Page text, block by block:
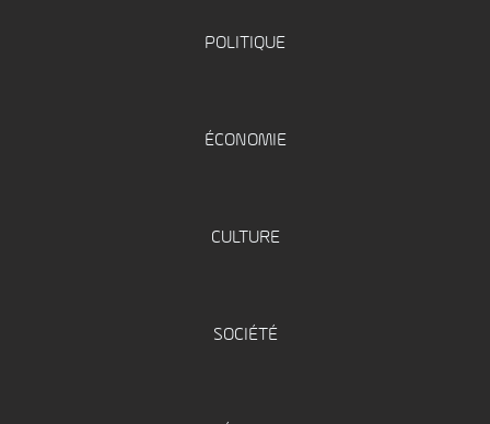
POLITIQUE
ÉCONOMIE
CULTURE
SOCIÉTÉ